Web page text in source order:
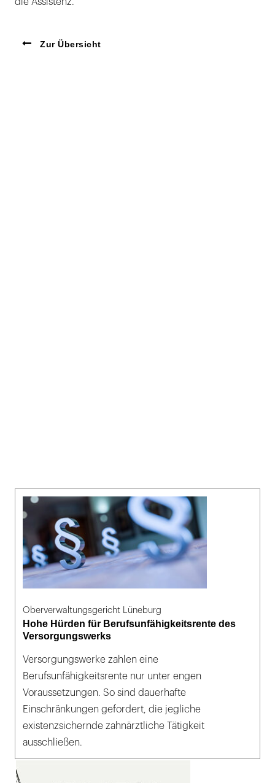
Zur Übersicht
Oberverwaltungsgericht Lüneburg
Hohe Hürden für Berufsunfähigkeitsrente des
Versorgungswerks
Versorgungswerke zahlen eine
Berufsunfähigkeitsrente nur unter engen
Voraussetzungen. So sind dauerhafte
Einschränkungen gefordert, die jegliche
existenzsichernde zahnärztliche Tätigkeit
ausschließen.